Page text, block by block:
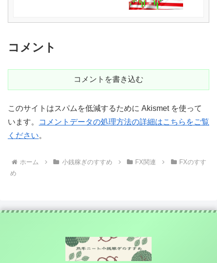
コメント
コメントを書き込む
このサイトはスパムを低減するために Akismet を使って
います。
コメントデータの処理方法の詳細はこちらをご覧
ください。
ホーム 小銭稼ぎのすすめ FX関連
FXのすす
め